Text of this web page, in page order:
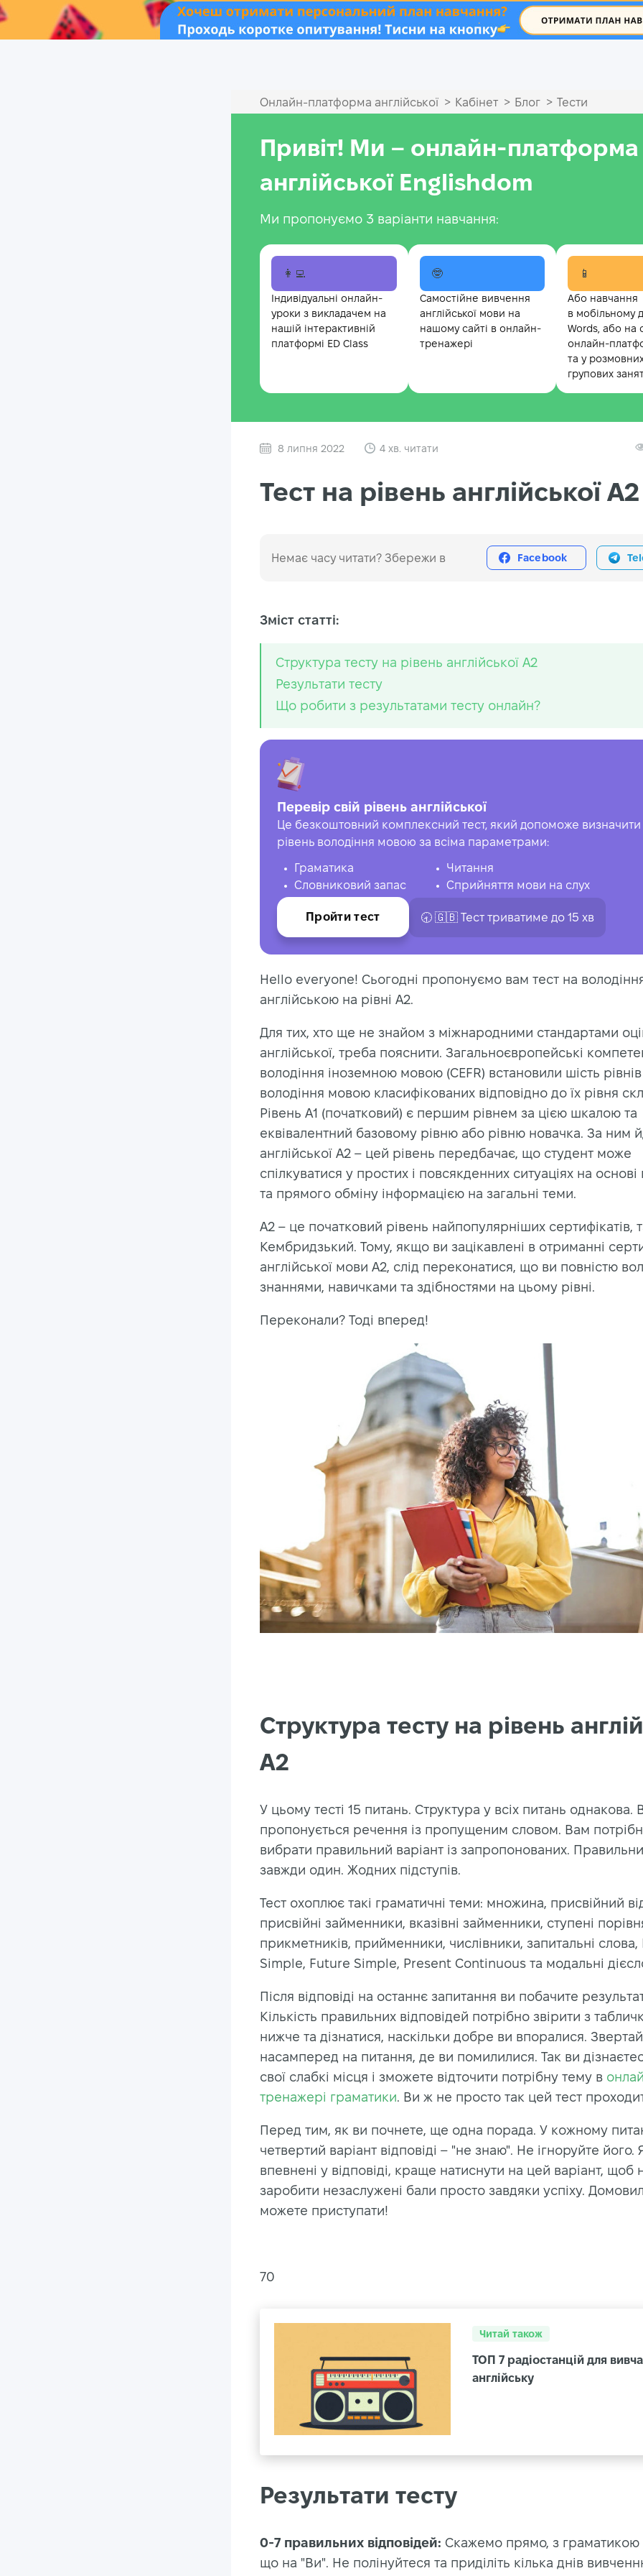
.
Онлайн‑платформа англійської > Кабінет > Блог > Тести
Привіт! Ми – онлайн-платформа
англійської Englishdom
Ми пропонуємо 3 варіанти навчання:
👩‍💻
Індивідуальні онлайн-
уроки з викладачем на
нашій інтерактивній
платформі ED Class
🤓
Самостійне вивчення
англійської мови на
нашому сайті в онлайн-
тренажері
📱
Або навчання
в мобільному
Words, або на
онлайн-
та у
групових
8 липня 2022 4 хв. читати
Тест на рівень англійської A2
Немає часу читати? Збережи в Facebook
Зміст статті:
Структура тесту на рівень англійської A2
Результати тесту
Що робити з результатами тесту онлайн?
Перевір свій рівень англійської
Це безкоштовний комплексний тест, який допоможе визначити
рівень володіння мовою за всіма параметрами:
Граматика
Словниковий запас
Читання
Сприйняття мови на слух
Пройти тест 🕣 🇬🇧 Тест триватиме до 15 хв
Hello everyone! Сьогодні пропонуємо вам тест на
англійською на рівні A2.
Для тих, хто ще не знайом з міжнародними стандартами
англійської, треба пояснити. Загальноєвропейські
володіння іноземною мовою (CEFR) встановили шість рівнів
володіння мовою класифікованих відповідно до їх рівня
Рівень A1 (початковий) є першим рівнем за цією шкалою та
еквівалентний базовому рівню або рівню новачка. За ним
англійської A2 – цей рівень передбачає, що студент може
спілкуватися у простих і повсякденних ситуаціях на основі
та прямого обміну інформацією на загальні теми.
A2 – це початковий рівень найпопулярніших сертифікатів,
Кембридзький. Тому, якщо ви зацікавлені в отриманні
англійської мови A2, слід переконатися, що ви повністю
знаннями, навичками та здібностями на цьому рівні.
Переконали? Тоді вперед!
Структура тесту на рівень
A2
У цьому тесті 15 питань. Структура у всіх питань однакова.
пропонується речення із пропущеним словом. Вам
вибрати правильний варіант із запропонованих.
завжди один. Жодних підступів.
Тест охоплює такі граматичні теми: множина, присвійний
присвійні займенники, вказівні займенники, ступені
прикметників, прийменники, числівники, запитальні слова,
Simple, Future Simple, Present Continuous та модальні
Після відповіді на останнє запитання ви побачите
Кількість правильних відповідей потрібно звірити з
нижче та дізнатися, наскільки добре ви впоралися.
насамперед на питання, де ви помилилися. Так ви
свої слабкі місця і зможете відточити потрібну тему в
тренажері граматики. Ви ж не просто так цей тест
Перед тим, як ви почнете, ще одна порада. У кожному
четвертий варіант відповіді – "не знаю". Не ігноруйте
впевнені у відповіді, краще натиснути на цей варіант, щоб
заробити незаслужені бали просто завдяки успіху.
можете приступати!
70
Читай також
ТОП 7 радіостанцій для
англійську
Результати тесту
0-7 правильних відповідей: Скажемо прямо, з граматикою
що на "Ви". Не полінуйтеся та приділіть кілька днів